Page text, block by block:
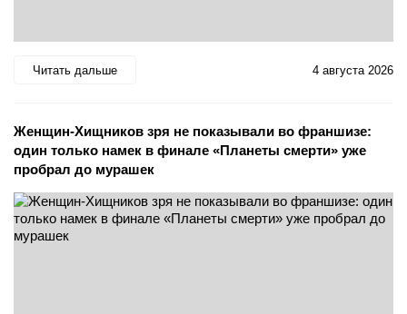
Читать дальше 4 августа 2026
Женщин-Хищников зря не показывали во франшизе:
один только намек в финале «Планеты смерти» уже
пробрал до мурашек